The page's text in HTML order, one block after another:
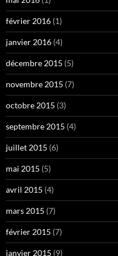
février 2016 (1)
janvier 2016 (4)
décembre 2015 (5)
novembre 2015 (7)
octobre 2015 (3)
septembre 2015 (4)
juillet 2015 (6)
mai 2015 (5)
avril 2015 (4)
mars 2015 (7)
février 2015 (7)
janvier 2015 (9)